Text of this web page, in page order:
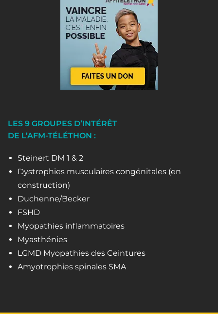
LES 9 GROUPES D’INTÉRÊT
DE L’AFM-TÉLÉTHON :
Steinert DM 1 & 2
Dystrophies musculaires congénitales (en
construction)
Duchenne/Becker
FSHD
Myopathies inflammatoires
Myasthénies
LGMD Myopathies des Ceintures
Amyotrophies spinales SMA